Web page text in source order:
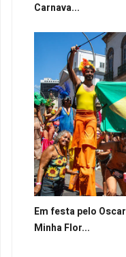
Carnava...
Em festa pelo
Minha Flor...